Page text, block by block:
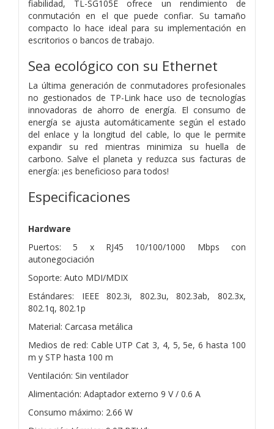
fiabilidad, TL-SG105E ofrece un rendimiento de
conmutación en el que puede confiar. Su tamaño
compacto lo hace ideal para su implementación en
escritorios o bancos de trabajo.
Sea ecológico con su Ethernet
La última generación de conmutadores profesionales
no gestionados de TP-Link hace uso de tecnologías
innovadoras de ahorro de energía. El consumo de
energía se ajusta automáticamente según el estado
del enlace y la longitud del cable, lo que le permite
expandir su red mientras minimiza su huella de
carbono. Salve el planeta y reduzca sus facturas de
energía: ¡es beneficioso para todos!
Especificaciones
Hardware
Puertos: 5 x RJ45 10/100/1000 Mbps con
autonegociación
Soporte: Auto MDI/MDIX
Estándares: IEEE 802.3i, 802.3u, 802.3ab, 802.3x,
802.1q, 802.1p
Material: Carcasa metálica
Medios de red: Cable UTP Cat 3, 4, 5, 5e, 6 hasta 100
m y STP hasta 100 m
Ventilación: Sin ventilador
Alimentación: Adaptador externo 9 V / 0.6 A
Consumo máximo: 2.66 W